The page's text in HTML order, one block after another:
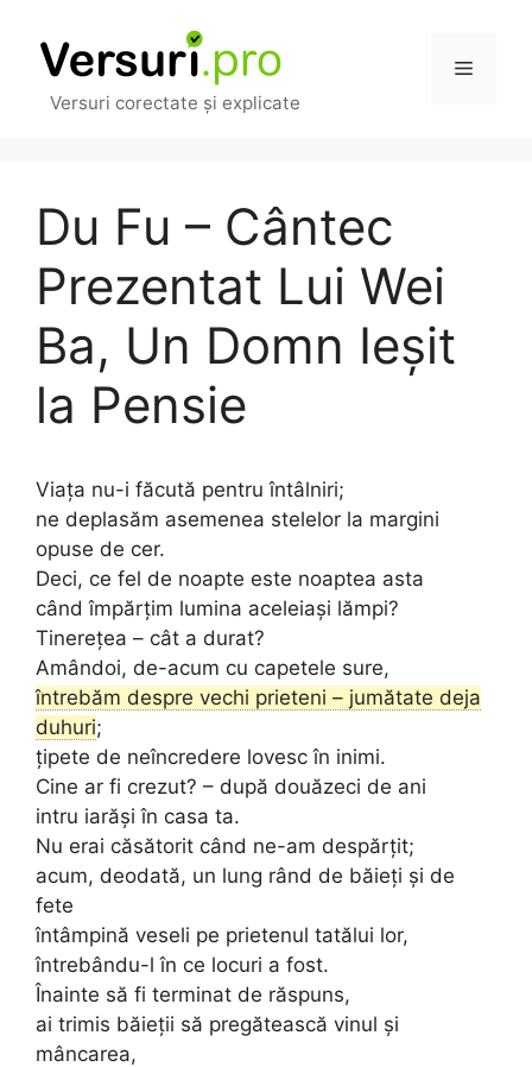
conținut
Versuri corectate și explicate
Meniu
Du Fu – Cântec
Prezentat Lui Wei
Ba, Un Domn Ieșit
la Pensie
Viața nu-i făcută pentru întâlniri;
ne deplasăm asemenea stelelor la margini
opuse de cer.
Deci, ce fel de noapte este noaptea asta
când împărțim lumina aceleiași lămpi?
Tinerețea – cât a durat?
Amândoi, de-acum cu capetele sure,
întrebăm despre vechi prieteni – jumătate deja
duhuri;
țipete de neîncredere lovesc în inimi.
Cine ar fi crezut? – după douăzeci de ani
intru iarăși în casa ta.
Nu erai căsătorit când ne-am despărțit;
acum, deodată, un lung rând de băieți și de
fete
întâmpină veseli pe prietenul tatălui lor,
întrebându-l în ce locuri a fost.
Înainte să fi terminat de răspuns,
ai trimis băieții să pregătească vinul și
mâncarea,